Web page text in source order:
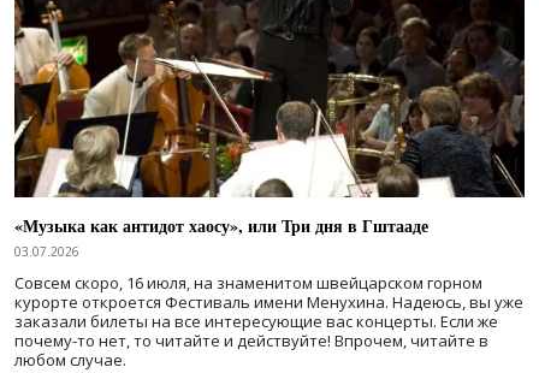
«Музыка как антидот хаосу», или Три дня в Гштааде
03.07.2026
Совсем скоро, 16 июля, на знаменитом швейцарском горном
курорте откроется Фестиваль имени Менухина. Надеюсь, вы уже
заказали билеты на все интересующие вас концерты. Если же
почему-то нет, то читайте и действуйте! Впрочем, читайте в
любом случае.